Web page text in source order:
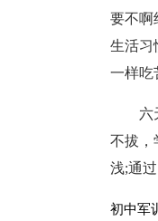
要不啊
生活习
一样吃
六
不拔，
浅;通
初中军